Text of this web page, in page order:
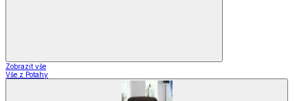
Zobrazit vše
Vše z Potahy